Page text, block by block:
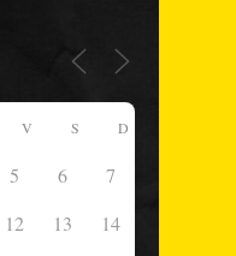
V S D
5 6
7
12 13
14